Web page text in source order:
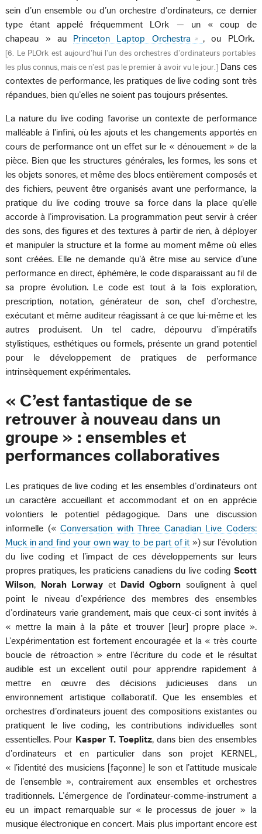
sein d’un ensemble ou d’un orchestre d’ordinateurs, ce dernier
type étant appelé fréquemment LOrk — un « coup de
chapeau » au Princeton Laptop Orchestra , ou PLOrk.
[6. Le PLOrk est aujourd’hui l’un des orchestres d’ordinateurs portables
les plus connus, mais ce n’est pas le premier à avoir vu le jour.] Dans ces
contextes de performance, les pratiques de live coding sont très
répandues, bien qu’elles ne soient pas toujours présentes.
La nature du live coding favorise un contexte de performance
malléable à l’infini, où les ajouts et les changements apportés en
cours de performance ont un effet sur le « dénouement » de la
pièce. Bien que les structures générales, les formes, les sons et
les objets sonores, et même des blocs entièrement composés et
des fichiers, peuvent être organisés avant une performance, la
pratique du live coding trouve sa force dans la place qu’elle
accorde à l’improvisation. La programmation peut servir à créer
des sons, des figures et des textures à partir de rien, à déployer
et manipuler la structure et la forme au moment même où elles
sont créées. Elle ne demande qu’à être mise au service d’une
performance en direct, éphémère, le code disparaissant au fil de
sa propre évolution. Le code est tout à la fois exploration,
prescription, notation, générateur de son, chef d’orchestre,
exécutant et même auditeur réagissant à ce que lui-même et les
autres produisent. Un tel cadre, dépourvu d’impératifs
stylistiques, esthétiques ou formels, présente un grand potentiel
pour le développement de pratiques de performance
intrinsèquement expérimentales.
« C’est fantastique de se
retrouver à nouveau dans un
groupe » : ensembles et
performances collaboratives
Les pratiques de live coding et les ensembles d’ordinateurs ont
un caractère accueillant et accommodant et on en apprécie
volontiers le potentiel pédagogique. Dans une discussion
informelle («Conversation with Three Canadian Live Coders:
Muck in and find your own way to be part of it ») sur l’évolution
du live coding et l’impact de ces développements sur leurs
propres pratiques, les praticiens canadiens du live coding Scott
Wilson, Norah Lorway et David Ogborn soulignent à quel
point le niveau d’expérience des membres des ensembles
d’ordinateurs varie grandement, mais que ceux-ci sont invités à
« mettre la main à la pâte et trouver [leur] propre place ».
L’expérimentation est fortement encouragée et la « très courte
boucle de rétroaction » entre l’écriture du code et le résultat
audible est un excellent outil pour apprendre rapidement à
mettre en œuvre des décisions judicieuses dans un
environnement artistique collaboratif. Que les ensembles et
orchestres d’ordinateurs jouent des compositions existantes ou
pratiquent le live coding, les contributions individuelles sont
essentielles. Pour Kasper T. Toeplitz, dans bien des ensembles
d’ordinateurs et en particulier dans son projet KERNEL,
« l’identité des musiciens [façonne] le son et l’attitude musicale
de l’ensemble », contrairement aux ensembles et orchestres
traditionnels. L’émergence de l’ordinateur-comme-instrument a
eu un impact remarquable sur « le processus de jouer » la
musique électronique en concert. Mais plus important encore est